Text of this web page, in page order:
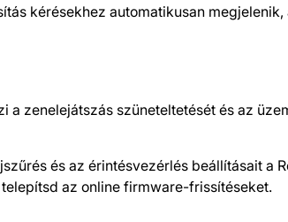
kérésekhez automatikusan
zenelejátszás szüneteltetését és az
és az érintésvezérlés beállításait a
az online firmware-frissítéseket.